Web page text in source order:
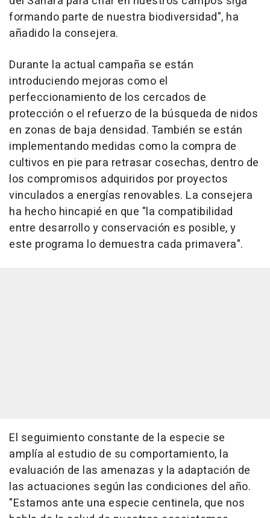
formando parte de nuestra biodiversidad", ha
añadido la consejera.
Durante la actual campaña se están
introduciendo mejoras como el
perfeccionamiento de los cercados de
protección o el refuerzo de la búsqueda de nidos
en zonas de baja densidad. También se están
implementando medidas como la compra de
cultivos en pie para retrasar cosechas, dentro de
los compromisos adquiridos por proyectos
vinculados a energías renovables. La consejera
ha hecho hincapié en que "la compatibilidad
entre desarrollo y conservación es posible, y
este programa lo demuestra cada primavera".
El seguimiento constante de la especie se
amplía al estudio de su comportamiento, la
evaluación de las amenazas y la adaptación de
las actuaciones según las condiciones del año.
"Estamos ante una especie centinela, que nos